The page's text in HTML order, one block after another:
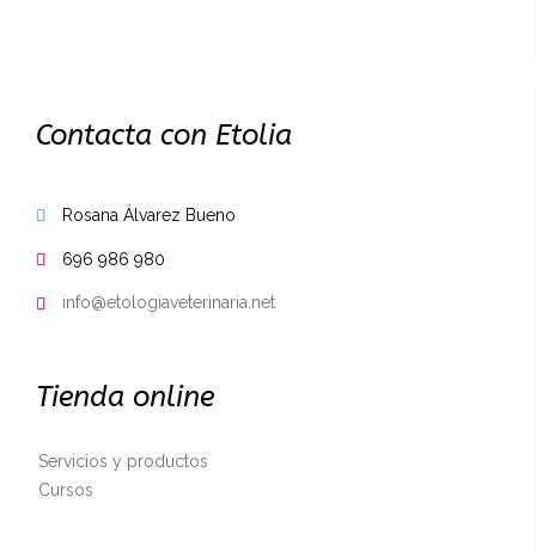
Contacta con Etolia
 Rosana Álvarez Bueno
 696 986 980
 info@etologiaveterinaria.net
Tienda online
Servicios y productos
Cursos